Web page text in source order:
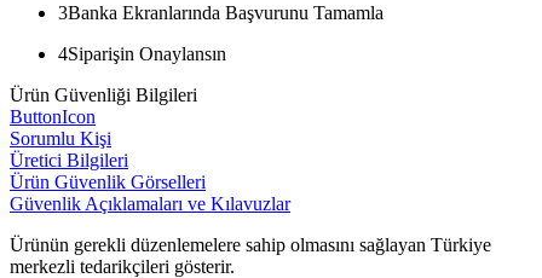
3Banka Ekranlarında Başvurunu Tamamla
4Siparişin Onaylansın
Ürün Güvenliği Bilgileri
ButtonIcon
Sorumlu Kişi
Üretici Bilgileri
Ürün Güvenlik Görselleri
Güvenlik Açıklamaları ve Kılavuzlar
Ürünün gerekli düzenlemelere sahip olmasını sağlayan Türkiye
merkezli tedarikçileri gösterir.